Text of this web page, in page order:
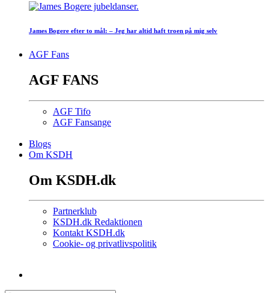
James Bogere efter to mål: – Jeg har altid haft troen på mig selv
AGF Fans
AGF FANS
AGF Tifo
AGF Fansange
Blogs
Om KSDH
Om KSDH.dk
Partnerklub
KSDH.dk Redaktionen
Kontakt KSDH.dk
Cookie- og privatlivspolitik